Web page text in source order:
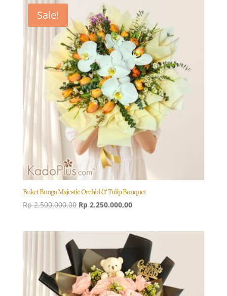
Sale!
Buket Bunga Majestic Orchid & Tulip Bouquet
Rp2.500.000,00 Original
Rp 2.500.000,00.
Rp2.250.000,00Current
Rp 2.250.000,00.